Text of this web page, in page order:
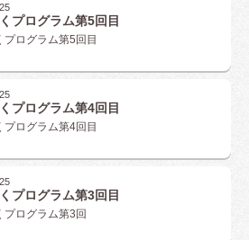
プログラム第5回目
プログラム第5回目
プログラム第4回目
プログラム第4回目
プログラム第3回目
プログラム第3回